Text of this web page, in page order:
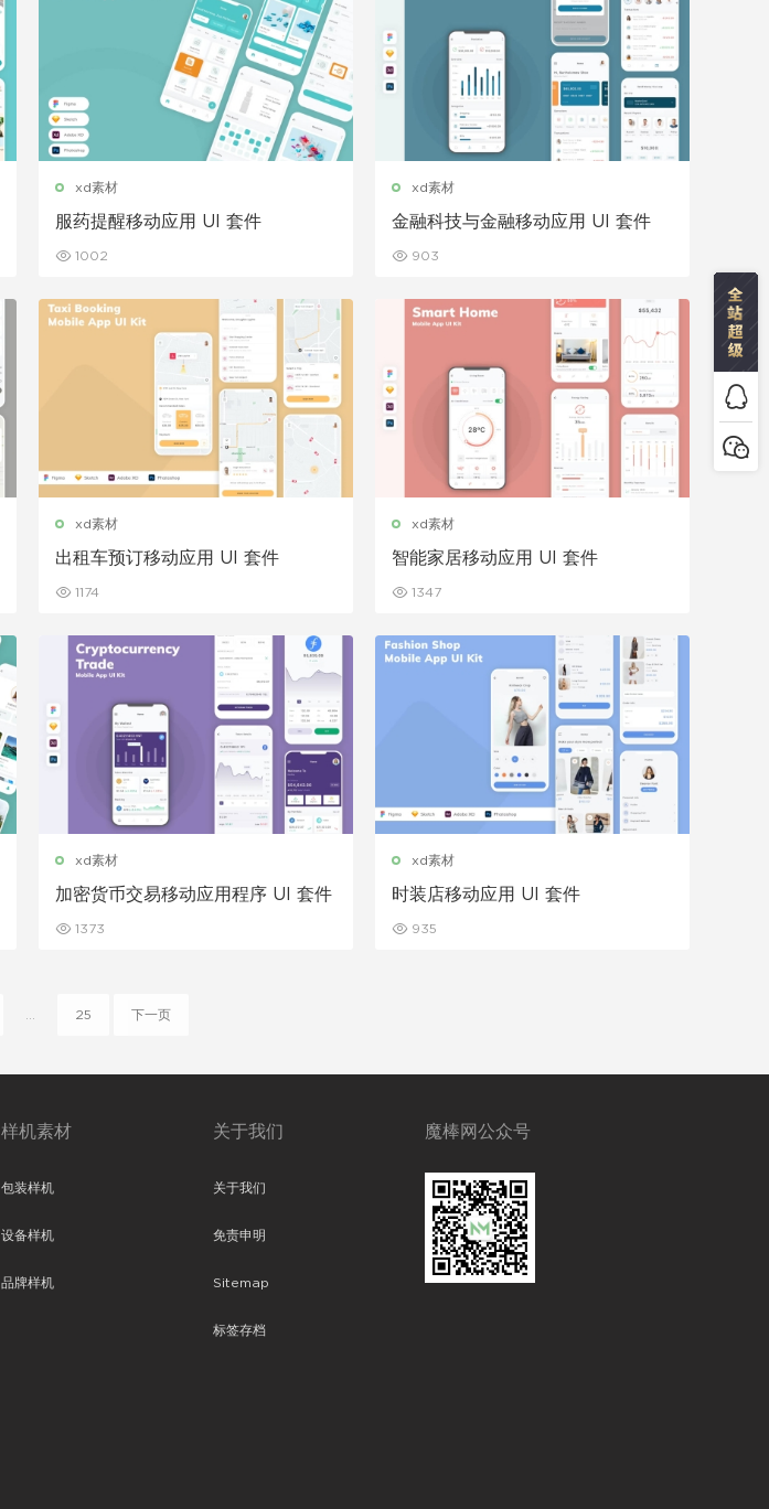
xd素材
服药提醒移动应用 UI 套件
1002
xd素材
金融科技与金融移动应用 UI 套件
903
xd素材
出租车预订移动应用 UI 套件
1174
xd素材
智能家居移动应用 UI 套件
1347
xd素材
加密货币交易移动应用程序 UI 套件
1373
xd素材
时装店移动应用 UI 套件
935
25 下一页
样机素材
包装样机
设备样机
品牌样机
关于我们
关于我们
免责申明
Sitemap
标签存档
魔棒网公众号